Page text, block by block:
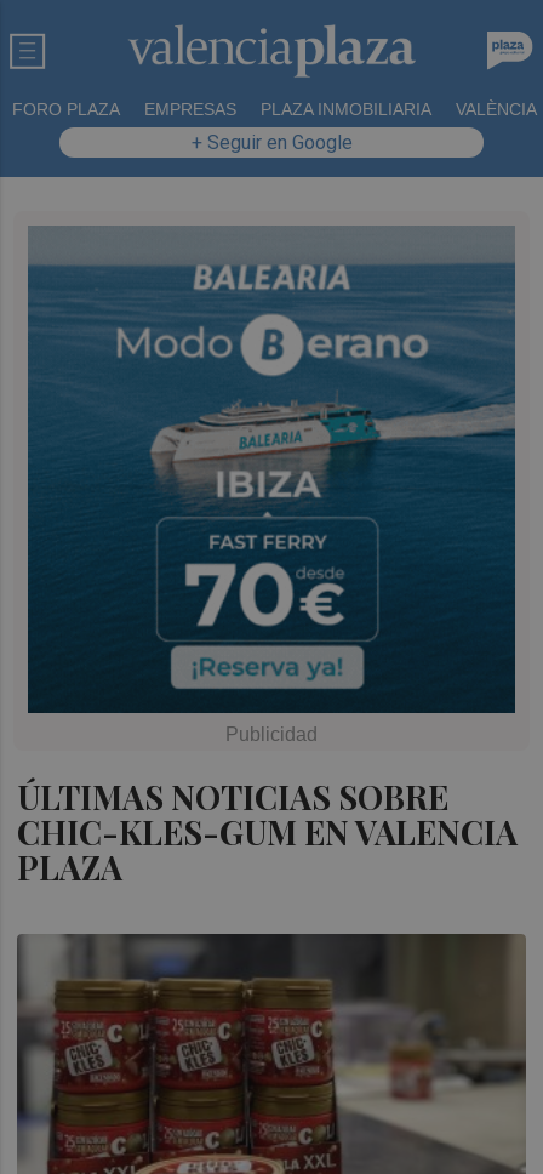
FORO PLAZA EMPRESAS PLAZA INMOBILIARIA VALÈNCIA
+ Seguir en Google
ÚLTIMAS NOTICIAS SOBRE
CHIC-KLES-GUM EN VALENCIA
PLAZA